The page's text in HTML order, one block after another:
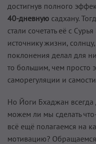
достигнув полного
40-дневную садхану.
стали сочетать её с
источнику жизни,
поклонения делал для
то большим, чем просто
саморегуляции и
Но Йоги Бхаджан
можем ли мы сделать
всё ещё полагаемся на
мотивацию?